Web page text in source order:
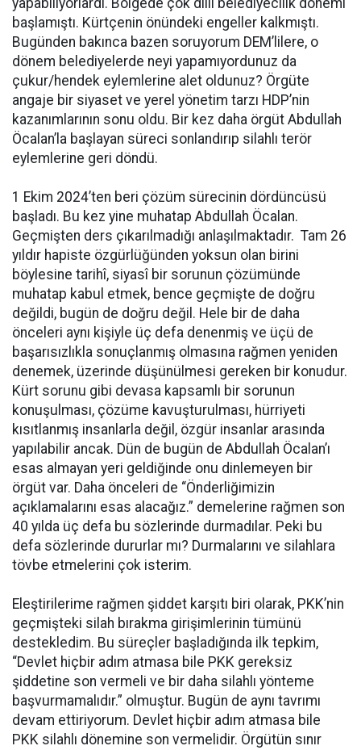
yapabiliyorlardı. Bölgede çok dilli belediyecilik dönemi
başlamıştı. Kürtçenin önündeki engeller kalkmıştı.
Bugünden bakınca bazen soruyorum DEM’lilere, o
dönem belediyelerde neyi yapamıyordunuz da
çukur/hendek eylemlerine alet oldunuz? Örgüte
angaje bir siyaset ve yerel yönetim tarzı HDP’nin
kazanımlarının sonu oldu. Bir kez daha örgüt Abdullah
Öcalan’la başlayan süreci sonlandırıp silahlı terör
eylemlerine geri döndü.
1 Ekim 2024’ten beri çözüm sürecinin dördüncüsü
başladı. Bu kez yine muhatap Abdullah Öcalan.
Geçmişten ders çıkarılmadığı anlaşılmaktadır. Tam 26
yıldır hapiste özgürlüğünden yoksun olan birini
böylesine tarihî, siyasî bir sorunun çözümünde
muhatap kabul etmek, bence geçmişte de doğru
değildi, bugün de doğru değil. Hele bir de daha
önceleri aynı kişiyle üç defa denenmiş ve üçü de
başarısızlıkla sonuçlanmış olmasına rağmen yeniden
denemek, üzerinde düşünülmesi gereken bir konudur.
Kürt sorunu gibi devasa kapsamlı bir sorunun
konuşulması, çözüme kavuşturulması, hürriyeti
kısıtlanmış insanlarla değil, özgür insanlar arasında
yapılabilir ancak. Dün de bugün de Abdullah Öcalan’ı
esas almayan yeri geldiğinde onu dinlemeyen bir
örgüt var. Daha önceleri de “Önderliğimizin
açıklamalarını esas alacağız.” demelerine rağmen son
40 yılda üç defa bu sözlerinde durmadılar. Peki bu
defa sözlerinde dururlar mı? Durmalarını ve silahlara
tövbe etmelerini çok isterim.
Eleştirilerime rağmen şiddet karşıtı biri olarak, PKK’nin
geçmişteki silah bırakma girişimlerinin tümünü
destekledim. Bu süreçler başladığında ilk tepkim,
“Devlet hiçbir adım atmasa bile PKK gereksiz
şiddetine son vermeli ve bir daha silahlı yönteme
başvurmamalıdır.” olmuştur. Bugün de aynı tavrımı
devam ettiriyorum. Devlet hiçbir adım atmasa bile
PKK silahlı dönemine son vermelidir. Örgütün sınır